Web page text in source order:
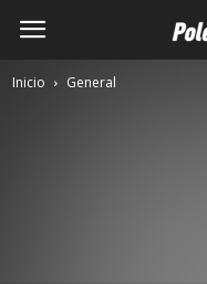
Inicio General